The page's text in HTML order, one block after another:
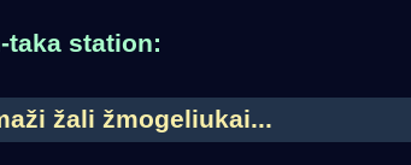
taka station:
žali žmogeliukai...